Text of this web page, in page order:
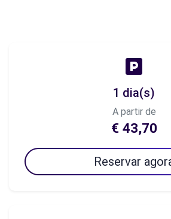
1 dia(s)
A partir de
€ 43,70
Reservar